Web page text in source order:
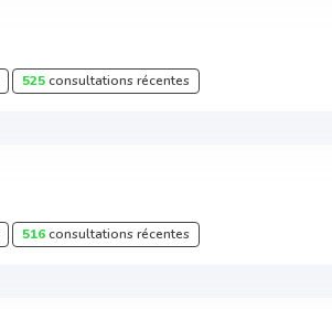
525consultations récentes
516consultations récentes